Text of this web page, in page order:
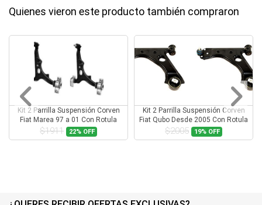
Quienes vieron este producto también compraron
Kit 2 Parrilla Suspensión Corven
Fiat Marea 97 a 01 Con Rotula
$1911 22% OFF
Kit 2 Parrilla Suspensión Corven
Fiat Qubo Desde 2005 Con Rotula
$2005 19% OFF